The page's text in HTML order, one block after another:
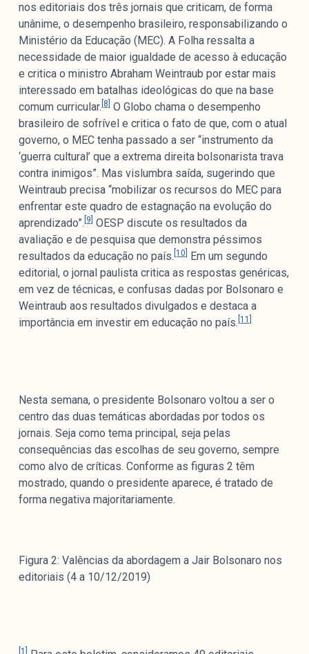
nos editoriais dos três jornais que criticam, de forma
unânime, o desempenho brasileiro, responsabilizando o
Ministério da Educação (MEC). A Folha ressalta a
necessidade de maior igualdade de acesso à educação
e critica o ministro Abraham Weintraub por estar mais
interessado em batalhas ideológicas do que na base
comum curricular. [8] O Globo chama o desempenho
brasileiro de sofrível e critica o fato de que, com o atual
governo, o MEC tenha passado a ser “instrumento da
‘guerra cultural’ que a extrema direita bolsonarista trava
contra inimigos”. Mas vislumbra saída, sugerindo que
Weintraub precisa “mobilizar os recursos do MEC para
enfrentar este quadro de estagnação na evolução do
aprendizado”. [9] OESP discute os resultados da
avaliação e de pesquisa que demonstra péssimos
resultados da educação no país. [10]
Em um segundo
editorial, o jornal paulista critica as respostas genéricas,
em vez de técnicas, e confusas dadas por Bolsonaro e
Weintraub aos resultados divulgados e destaca a
importância em investir em educação no país. [11]
Nesta semana, o presidente Bolsonaro voltou a ser o
centro das duas temáticas abordadas por todos os
jornais. Seja como tema principal, seja pelas
consequências das escolhas de seu governo, sempre
como alvo de críticas. Conforme as figuras 2 têm
mostrado, quando o presidente aparece, é tratado de
forma negativa majoritariamente.
Figura 2: Valências da abordagem a Jair Bolsonaro nos
editoriais (4 a 10/12/2019)
[1]